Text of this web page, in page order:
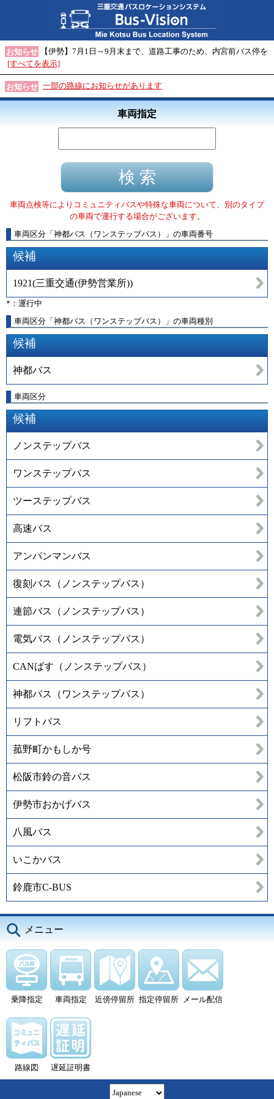
お知らせ
【伊勢】7月1日～9月末まで、道路工事のため、内宮前バス停を
[すべてを表示]
お知らせ 一部の路線にお知らせがあります
車両指定
車両点検等によりコミュニティバスや特殊な車両について、別のタイプ
の車両で運行する場合がございます。
車両区分 「 神都バス（ワンステップバス） 」 の車両番号
候補
1921(三重交通(伊勢営業所))
*：運行中
車両区分「神都バス（ワンステップバス）」の車両種別
候補
神都バス
車両区分
候補
ノンステップバス
ワンステップバス
ツーステップバス
高速バス
アンパンマンバス
復刻バス（ノンステップバス）
連節バス（ノンステップバス）
電気バス（ノンステップバス）
CANばす（ノンステップバス）
神都バス（ワンステップバス）
リフトバス
菰野町かもしか号
松阪市鈴の音バス
伊勢市おかげバス
八風バス
いこかバス
鈴鹿市C-BUS
メニュー
乗降指定 車両指定 近傍停留所 指定停留所 メール配信
路線図 遅延証明書